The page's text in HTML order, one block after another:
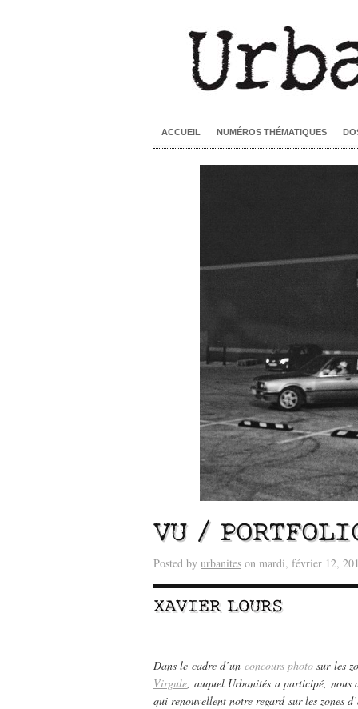
ACCUEIL NUMÉROS THÉMATIQUES
VU /
Posted by urbanites on mardi, février 12,
XAVIER LOURS
Dans le cadre d’un concours photo sur les
Virgule , auquel Urbanités a participé,
qui renouvellent notre regard sur les zones
Lu /Sous le feu du
énergie des data